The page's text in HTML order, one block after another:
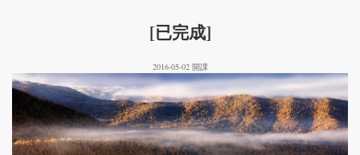
[已完成]
2016-05-02 開課